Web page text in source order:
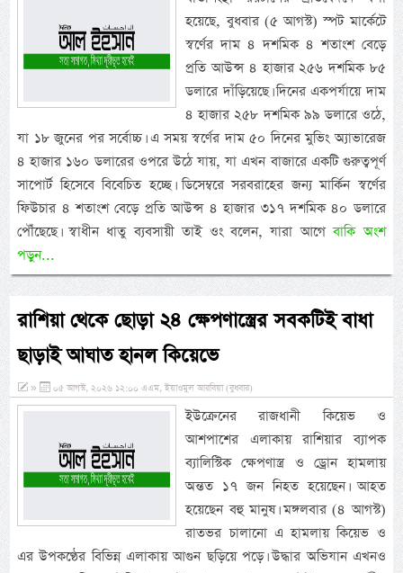
হয়েছে, বুধবার (৫ আগস্ট) স্পট মার্কেটে
স্বর্ণের দাম ৪ দশমিক ৪ শতাংশ বেড়ে
প্রতি আউন্স ৪ হাজার ২৫৬ দশমিক ৮৫
ডলারে দাঁড়িয়েছে। দিনের একপর্যায়ে দাম
৪ হাজার ২৫৮ দশমিক ৯৯ ডলারে ওঠে,
যা ১৮ জুনের পর সর্বোচ্চ। এ সময় স্বর্ণের দাম ৫০ দিনের মুভিং অ্যাভারেজ
৪ হাজার ১৬০ ডলারের ওপরে উঠে যায়, যা এখন বাজারে একটি গুরুত্বপূর্ণ
সাপোর্ট হিসেবে বিবেচিত হচ্ছে। ডিসেম্বরে সরবরাহের জন্য মার্কিন স্বর্ণের
ফিউচার ৪ শতাংশ বেড়ে প্রতি আউন্স ৪ হাজার ৩১৭ দশমিক ৪০ ডলারে
পৌঁছেছে। স্বাধীন ধাতু ব্যবসায়ী তাই ওং বলেন, যারা আগেবাকি অংশ
পড়ুন...
রাশিয়া থেকে ছোড়া ২৪ ক্ষেপণাস্ত্রের সবকটিই বাধা
ছাড়াই আঘাত হানল কিয়েভে
» ০৫ আগস্ট, ২০২৬ ১২:০০ এএম, ইয়াওমুল আরবিয়া (বুধবার)
ইউক্রেনের রাজধানী কিয়েভ ও
আশপাশের এলাকায় রাশিয়ার ব্যাপক
ব্যালিস্টিক ক্ষেপণাস্ত্র ও ড্রোন হামলায়
অন্তত ১৭ জন নিহত হয়েছেন। আহত
হয়েছেন বহু মানুষ। মঙ্গলবার (৪ আগস্ট)
রাতভর চালানো এ হামলায় কিয়েভ ও
এর উপকণ্ঠের বিভিন্ন এলাকায় আগুন ছড়িয়ে পড়ে। উদ্ধার অভিযান এখনও